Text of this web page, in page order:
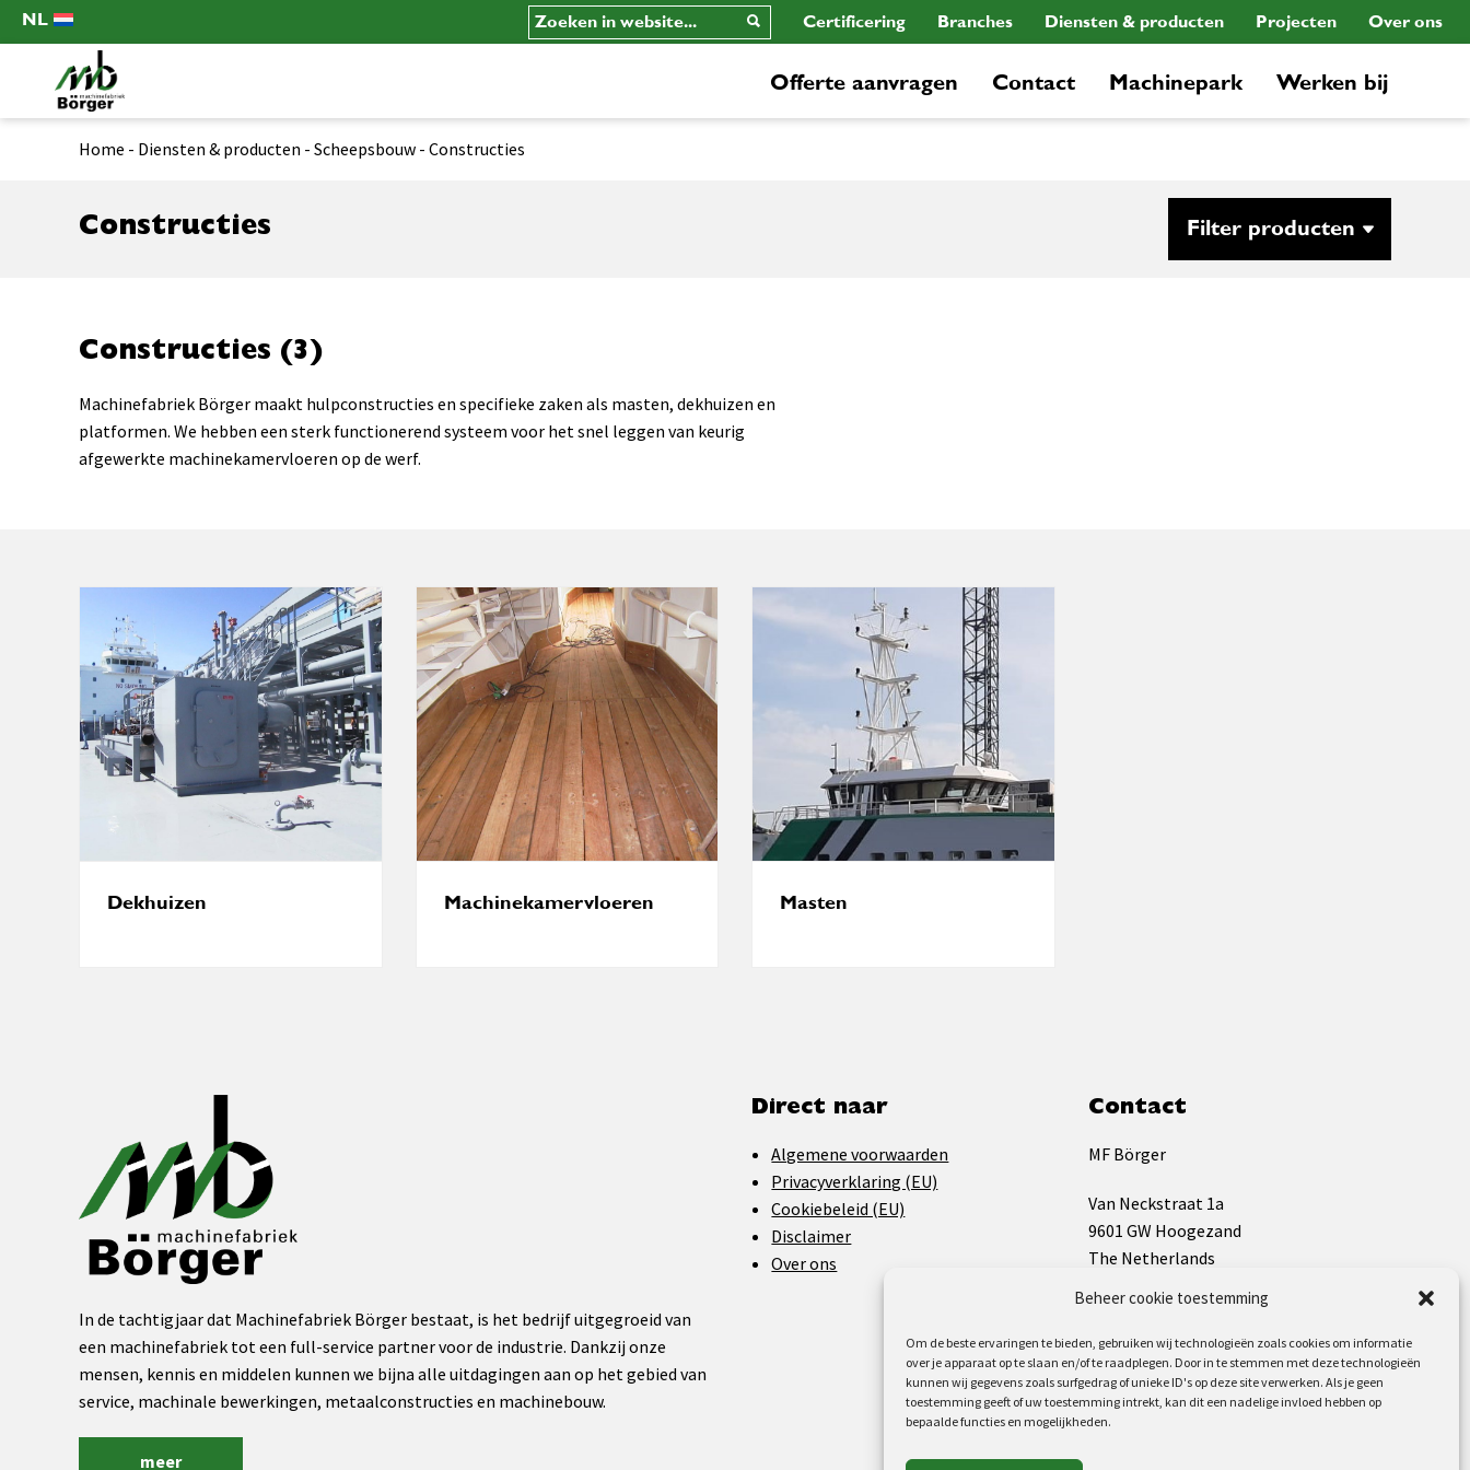
Beheer cookie toestemming
Om de beste ervaringen te bieden, gebruiken wij technologieën zoals cookies om informatie
over je apparaat op te slaan en/of te raadplegen. Door in te stemmen met deze technologieën
kunnen wij gegevens zoals surfgedrag of unieke ID's op deze site verwerken. Als je geen
toestemming geeft of uw toestemming intrekt, kan dit een nadelige invloed hebben op
bepaalde functies en mogelijkheden.
NL Certificering Branches Diensten & producten Projecten Over ons
Offerte aanvragen Contact Machinepark Werken bij
Home - Diensten & producten - Scheepsbouw - Constructies
Constructies Filter producten
Constructies (3)
Machinefabriek Börger maakt hulpconstructies en specifieke zaken als masten, dekhuizen en
platformen. We hebben een sterk functionerend systeem voor het snel leggen van keurig
afgewerkte machinekamervloeren op de werf.
Dekhuizen Machinekamervloeren Masten
In de tachtigjaar dat Machinefabriek Börger bestaat, is het bedrijf uitgegroeid van
een machinefabriek tot een full-service partner voor de industrie. Dankzij onze
mensen, kennis en middelen kunnen we bijna alle uitdagingen aan op het gebied van
service, machinale bewerkingen, metaalconstructies en machinebouw.
meer
Direct naar
Algemene voorwaarden
Privacyverklaring (EU)
Cookiebeleid (EU)
Disclaimer
Over ons
Contact
MF Börger
Van Neckstraat 1a
9601 GW Hoogezand
The Netherlands
BTW: NL819544826B01
+31(0)598 392 733
info@mf-borger.nl